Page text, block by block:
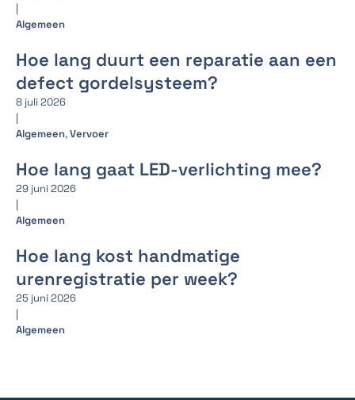
|
Algemeen
Hoe lang duurt een reparatie aan een
defect gordelsysteem?
8 juli 2026
|
Algemeen,Vervoer
Hoe lang gaat LED-verlichting mee?
29 juni 2026
|
Algemeen
Hoe lang kost handmatige
urenregistratie per week?
25 juni 2026
|
Algemeen